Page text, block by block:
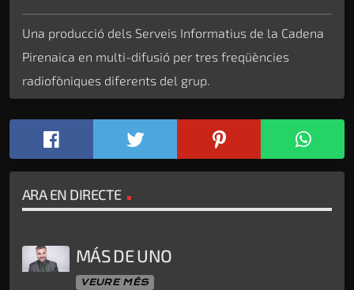
Una producció dels Serveis Informatius de la Cadena
Pirenaica en multi-difusió per tres freqüències
radiofòniques diferents del grup.
ARA EN DIRECTE
MÁS DE UNO
VEURE MÉS